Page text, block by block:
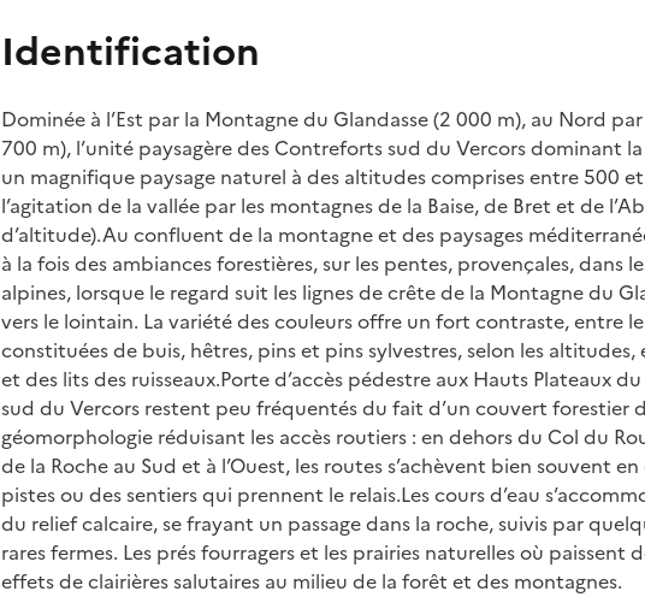
Identification
Dominée à l’Est par la Montagne du Glandasse (2 000 m), au Nord
700 m), l’unité paysagère des Contreforts sud du Vercors dominant
un magnifique paysage naturel à des altitudes comprises entre 500
l’agitation de la vallée par les montagnes de la Baise, de Bret et de
d’altitude).Au confluent de la montagne et des paysages
à la fois des ambiances forestières, sur les pentes, provençales, dans
alpines, lorsque le regard suit les lignes de crête de la Montagne du
vers le lointain. La variété des couleurs offre un fort contraste, entre
constituées de buis, hêtres, pins et pins sylvestres, selon les altitudes,
et des lits des ruisseaux.Porte d’accès pédestre aux Hauts Plateaux
sud du Vercors restent peu fréquentés du fait d’un couvert forestier
géomorphologie réduisant les accès routiers : en dehors du Col du
de la Roche au Sud et à l’Ouest, les routes s’achèvent bien souvent
pistes ou des sentiers qui prennent le relais.Les cours d’eau
du relief calcaire, se frayant un passage dans la roche, suivis par
rares fermes. Les prés fourragers et les prairies naturelles où paissent
effets de clairières salutaires au milieu de la forêt et des montagnes.